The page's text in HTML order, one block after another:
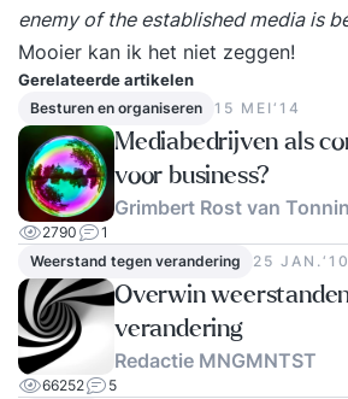
enemy of the established media is
Mooier kan ik het niet zeggen!
Gerelateerde artikelen
Besturen en organiseren 15 MEI‘14
Mediabedrijven als
voor business?
Grimbert Rost van
2790
1
Weerstand tegen verandering
25 JAN.‘10
Overwin
verandering
Redactie MNGMNTST
66252
5